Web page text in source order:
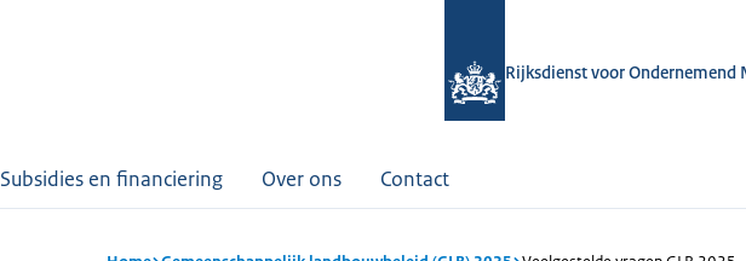
Rijksdienst voor Ondernemend
Subsidies en financiering Over ons Contact